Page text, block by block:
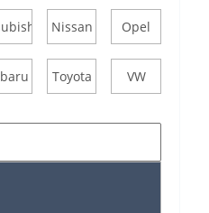
Nissan Opel
Toyota VW